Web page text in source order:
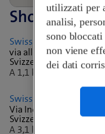
Shop nelle
Swisscom World
via alla Pobbia 14,
Svizzera
A 1,1 km di distanza
Swisscom Shop - S.
Via Industrie , 6592 S.
Svizzera
A 3,1 km di distanza
utilizzati per
analisi,
sono
non viene
dei dati